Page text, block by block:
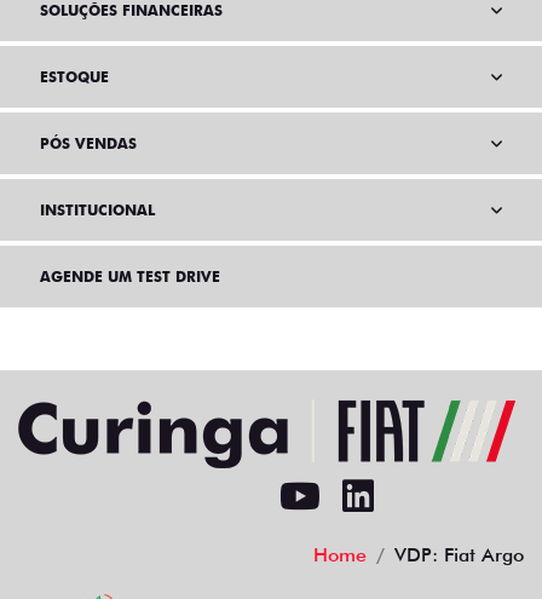
SOLUÇÕES FINANCEIRAS
ESTOQUE
PÓS VENDAS
INSTITUCIONAL
AGENDE UM TEST DRIVE
Home VDP: Fiat Argo